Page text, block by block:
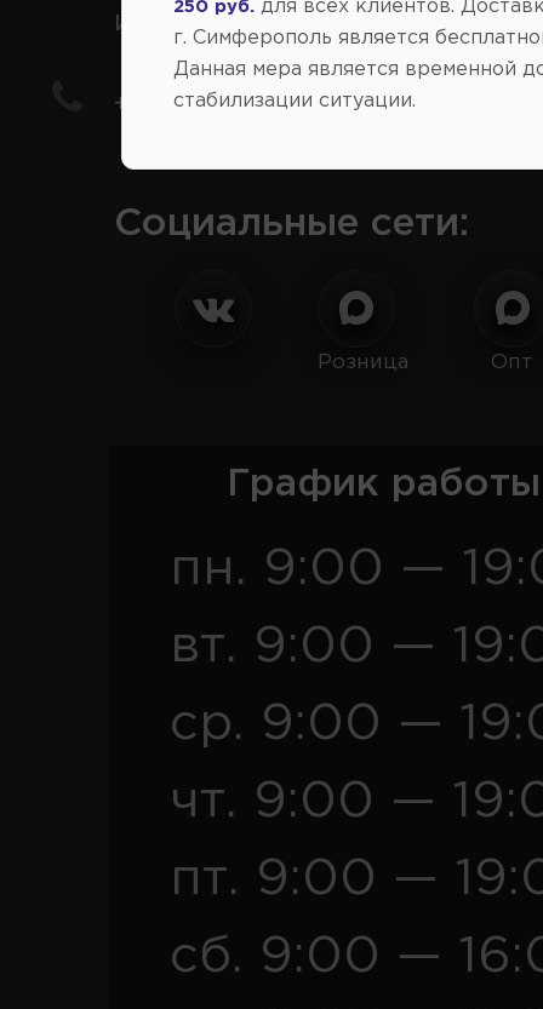
иномарки
+7(978) 206-206-8
Социальные сети:
Розница Опт
График
пн. 9:00 —
вт. 9:00 —
ср. 9:00 —
чт. 9:00 —
пт. 9:00 —
сб. 9:00 —
250 руб.
для всех клиентов.
г. Симферополь является
Данная мера является временной
стабилизации ситуации.